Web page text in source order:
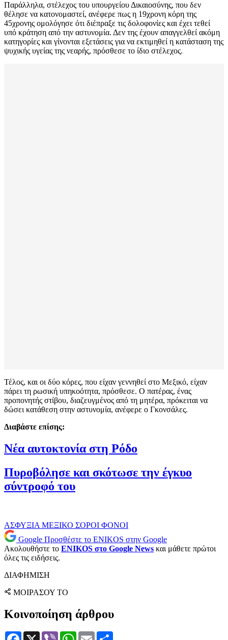
Παράλληλα, στέλεχος του υπουργείου Δικαιοσύνης, που δεν
θέλησε να κατονομαστεί, ανέφερε πως η 19χρονη κόρη της
45χρονης ομολόγησε ότι διέπραξε τις δολοφονίες και έχει τεθεί
υπό κράτηση από την αστυνομία. Δεν της έχουν απαγγελθεί ακόμη
κατηγορίες και γίνονται εξετάσεις για να εκτιμηθεί η κατάσταση της
ψυχικής υγείας της νεαρής, πρόσθεσε το ίδιο στέλεχος.
Τέλος, και οι δύο κόρες, που είχαν γεννηθεί στο Μεξικό, είχαν
πάρει τη ρωσική υπηκοότητα, πρόσθεσε. Ο πατέρας, ένας
προπονητής στίβου, διαζευγμένος από τη μητέρα, πρόκειται να
δώσει κατάθεση στην αστυνομία, ανέφερε ο Γκονσάλες.
Διαβάστε επίσης:
Νέα αυτοκτονία στη Ρόδο
Πυροβόλησε και σκότωσε την έγκυο
σύντροφό του
ΑΣΦΥΞΙΑ ΜΕΞΙΚΟ ΣΟΡΟΙ ΦΟΝΟΙ
Google Προσθέστε το ENIKOS στην Google
Ακολουθήστε το ENIKOS στο Google News και μάθετε πρώτοι
όλες τις ειδήσεις.
ΔΙΑΦΗΜΙΣΗ
ΜΟΙΡΑΣΟΥ ΤΟ
Κοινοποίηση άρθρου
Facebook
X Viber WhatsApp
Email